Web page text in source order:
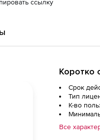
ссылку
Коротко
Срок
Тип
К-во
Все